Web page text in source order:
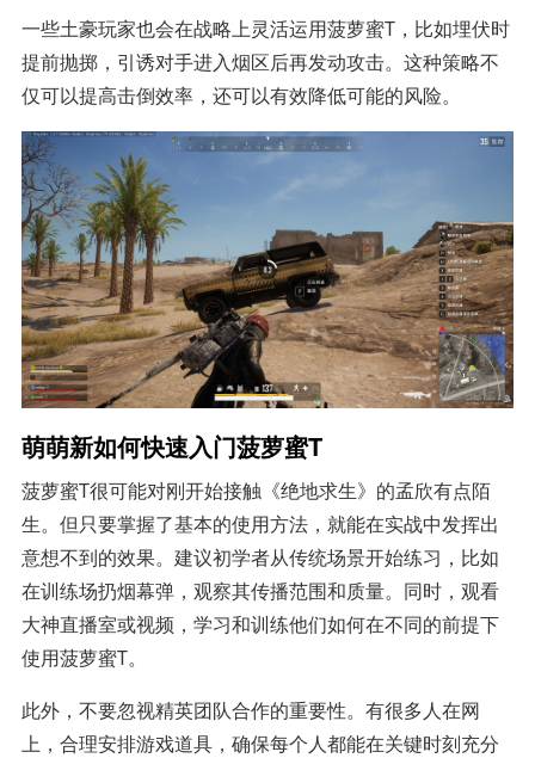
一些土豪玩家也会在战略上灵活运用菠萝蜜T，比如埋伏时
提前抛掷，引诱对手进入烟区后再发动攻击。这种策略不
仅可以提高击倒效率，还可以有效降低可能的风险。
萌萌新如何快速入门菠萝蜜T
菠萝蜜T很可能对刚开始接触《绝地求生》的孟欣有点陌
生。但只要掌握了基本的使用方法，就能在实战中发挥出
意想不到的效果。建议初学者从传统场景开始练习，比如
在训练场扔烟幕弹，观察其传播范围和质量。同时，观看
大神直播室或视频，学习和训练他们如何在不同的前提下
使用菠萝蜜T。
此外，不要忽视精英团队合作的重要性。有很多人在网
上，合理安排游戏道具，确保每个人都能在关键时刻充分